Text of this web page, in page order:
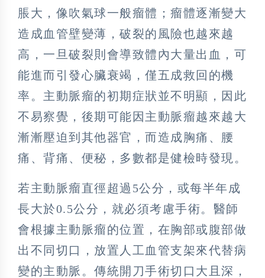
脹大，像吹氣球一般瘤體；瘤體逐漸變大
造成血管壁變薄，破裂的風險也越來越
高，一旦破裂則會導致體內大量出血，可
能進而引發心臟衰竭，僅五成救回的機
率。主動脈瘤的初期症狀並不明顯，因此
不易察覺，後期可能因主動脈瘤越來越大
漸漸壓迫到其他器官，而造成胸痛、腰
痛、背痛、便秘，多數都是健檢時發現。
若主動脈瘤直徑超過5公分，或每半年成
長大於0.5公分，就必須考慮手術。醫師
會根據主動脈瘤的位置，在胸部或腹部做
出不同切口，放置人工血管支架來代替病
變的主動脈。傳統開刀手術切口大且深，